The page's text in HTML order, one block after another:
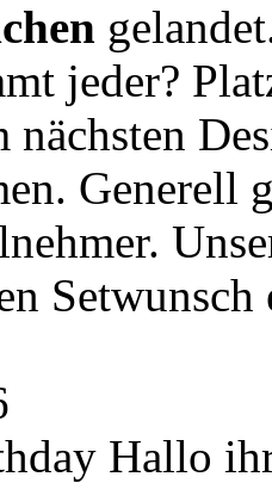
jeder?
nächsten
Generell
Hallo